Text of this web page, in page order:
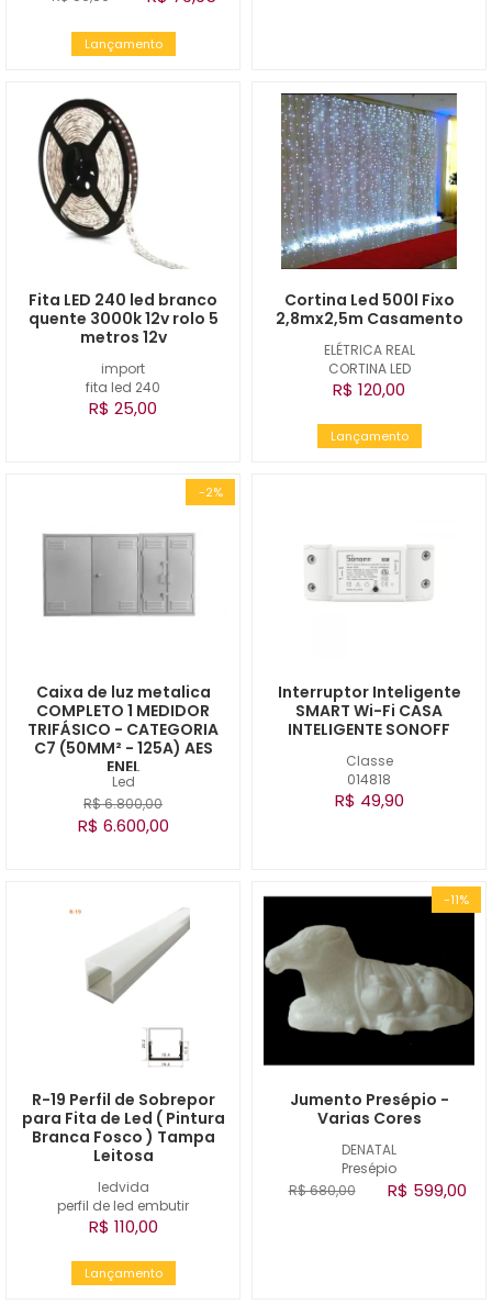
Lançamento
import
fita led 240
Fita LED 240 led branco
quente 3000k 12v rolo 5
metros 12v
R$ 25,00
ELÉTRICA REAL
CORTINA LED
Cortina Led 500l Fixo
2,8mx2,5m Casamento
R$ 120,00
Lançamento
-2%
Led
Caixa de luz metalica
COMPLETO 1 MEDIDOR
TRIFÁSICO - CATEGORIA
C7 (50MM² - 125A) AES
ENEL
R$ 6.800,00
R$ 6.600,00
Classe
014818
Interruptor Inteligente
SMART Wi-Fi CASA
INTELIGENTE SONOFF
R$ 49,90
ledvida
perfil de led embutir
R-19 Perfil de Sobrepor
para Fita de Led ( Pintura
Branca Fosco ) Tampa
Leitosa
R$ 110,00
Lançamento
-11%
DENATAL
Presépio
Jumento Presépio -
Varias Cores
R$ 680,00 R$ 599,00